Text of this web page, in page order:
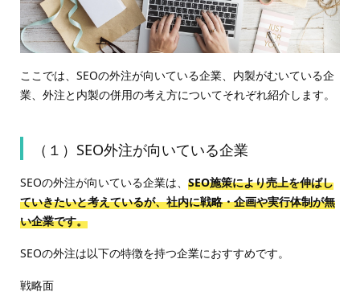
ここでは、SEOの外注が向いている企業、内製がむいている企
業、外注と内製の併用の考え方についてそれぞれ紹介します。
（１）SEO外注が向いている企業
SEOの外注が向いている企業は、 SEO施策により売上を伸ばし
ていきたいと考えているが、社内に戦略・企画や実行体制が無
い企業です。
SEOの外注は以下の特徴を持つ企業におすすめです。
戦略面